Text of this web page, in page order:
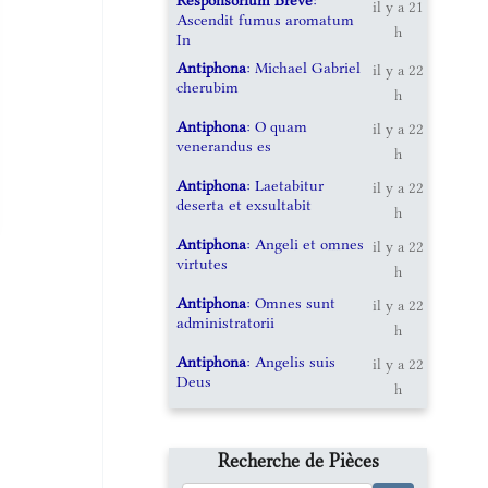
Ascendit fumus aromatum
In
il y a 21
h
Antiphona: Michael Gabriel
cherubim
il y a 22
h
Antiphona: O quam
venerandus es
il y a 22
h
Antiphona: Laetabitur
deserta et exsultabit
il y a 22
h
Antiphona: Angeli et omnes
virtutes
il y a 22
h
Antiphona: Omnes sunt
administratorii
il y a 22
h
Antiphona: Angelis suis
Deus
il y a 22
h
Recherche de Pièces